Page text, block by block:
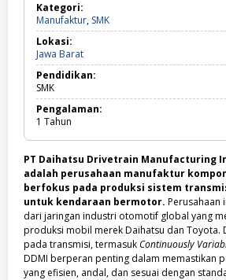
Kategori:
Manufaktur, SMKManufaktur,
SMK
Lokasi:
Jawa BaratJawa
Barat
Pendidikan:
SMK
Pengalaman:
1 Tahun
PT Daihatsu Drivetrain Manufacturing
adalah perusahaan manufaktur
berfokus pada produksi sistem
untuk kendaraan bermotor. Perusahaan
dari jaringan industri otomotif global yang
produksi mobil merek Daihatsu dan Toyota.
pada transmisi, termasukContinuously
DDMI berperan penting dalam memastikan
yang efisien, andal, dan sesuai dengan